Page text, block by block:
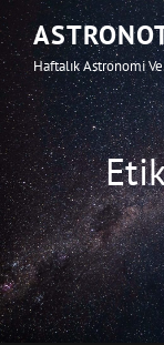
Haftalık Astronomi Ve